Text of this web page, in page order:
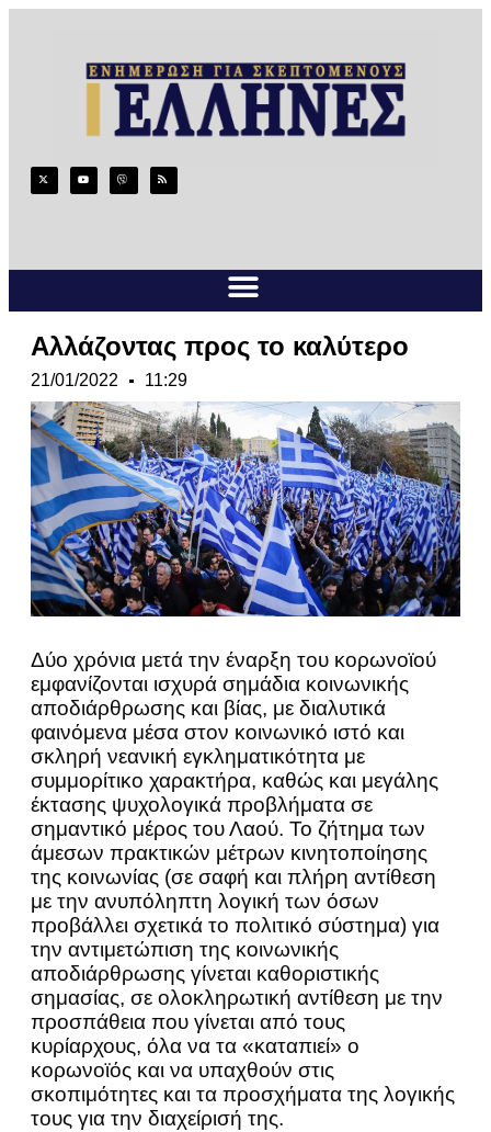
Αλλάζοντας προς το καλύτερο
21/01/2022 11:29
Δύο χρόνια μετά την έναρξη του κορωνοϊού
εμφανίζονται ισχυρά σημάδια κοινωνικής
αποδιάρθρωσης και βίας, με διαλυτικά
φαινόμενα μέσα στον κοινωνικό ιστό και
σκληρή νεανική εγκληματικότητα με
συμμορίτικο χαρακτήρα, καθώς και μεγάλης
έκτασης ψυχολογικά προβλήματα σε
σημαντικό μέρος του Λαού. Το ζήτημα των
άμεσων πρακτικών μέτρων κινητοποίησης
της κοινωνίας (σε σαφή και πλήρη αντίθεση
με την ανυπόληπτη λογική των όσων
προβάλλει σχετικά το πολιτικό σύστημα) για
την αντιμετώπιση της κοινωνικής
αποδιάρθρωσης γίνεται καθοριστικής
σημασίας, σε ολοκληρωτική αντίθεση με την
προσπάθεια που γίνεται από τους
κυρίαρχους, όλα να τα «καταπιεί» ο
κορωνοϊός και να υπαχθούν στις
σκοπιμότητες και τα προσχήματα της λογικής
τους για την διαχείρισή της.